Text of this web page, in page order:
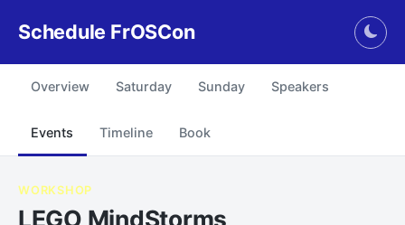
Schedule FrOSCon
Overview Saturday Sunday Speakers
Events Timeline Book
WORKSHOP
LEGO MindStorms